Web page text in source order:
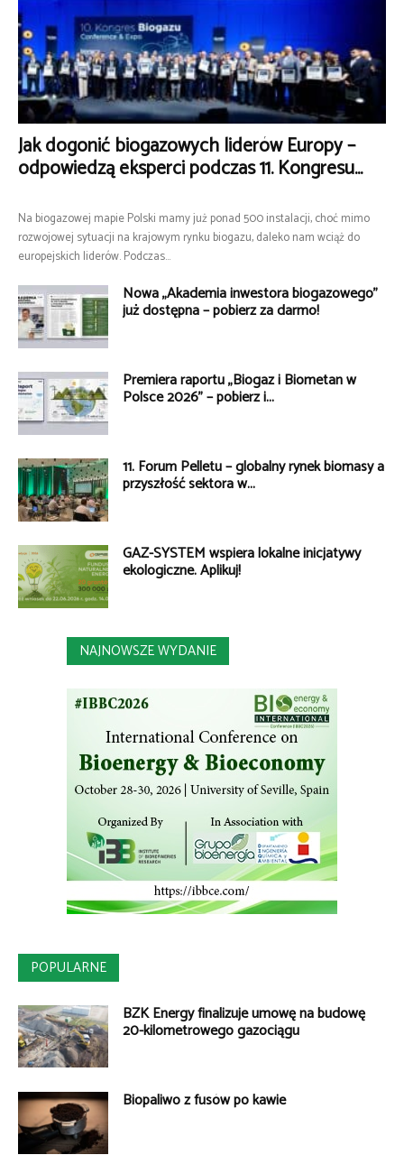
Jak dogonić biogazowych liderów Europy –
odpowiedzą eksperci podczas 11. Kongresu...
Na biogazowej mapie Polski mamy już ponad 500 instalacji, choć mimo
rozwojowej sytuacji na krajowym rynku biogazu, daleko nam wciąż do
europejskich liderów. Podczas...
Nowa „Akademia inwestora biogazowego”
już dostępna – pobierz za darmo!
Premiera raportu „Biogaz i Biometan w
Polsce 2026” – pobierz i...
11. Forum Pelletu – globalny rynek biomasy a
przyszłość sektora w...
GAZ-SYSTEM wspiera lokalne inicjatywy
ekologiczne. Aplikuj!
NAJNOWSZE WYDANIE
POPULARNE
BZK Energy finalizuje umowę na budowę
20-kilometrowego gazociągu
Biopaliwo z fusów po kawie